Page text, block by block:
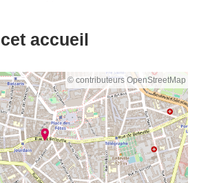
accueil
© contributeurs OpenStreetMap